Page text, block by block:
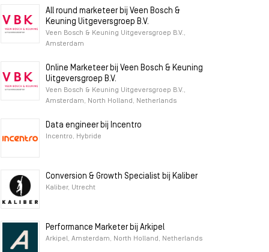
All round marketeer bij Veen Bosch &
Keuning Uitgeversgroep B.V.
Veen Bosch & Keuning Uitgeversgroep B.V.,
Amsterdam
Online Marketeer bij Veen Bosch & Keuning
Uitgeversgroep B.V.
Veen Bosch & Keuning Uitgeversgroep B.V.,
Amsterdam, North Holland, Netherlands
Data engineer bij Incentro
Incentro, Hybride
Conversion & Growth Specialist bij Kaliber
Kaliber, Utrecht
Performance Marketer bij Arkipel
Arkipel, Amsterdam, North Holland, Netherlands